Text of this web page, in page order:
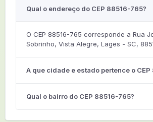
Qual o endereço do CEP 88516-765?
O CEP 88516-765 corresponde a Rua
Sobrinho, Vista Alegre, Lages - SC,
A que cidade e estado pertence o
Qual o bairro do CEP 88516-765?